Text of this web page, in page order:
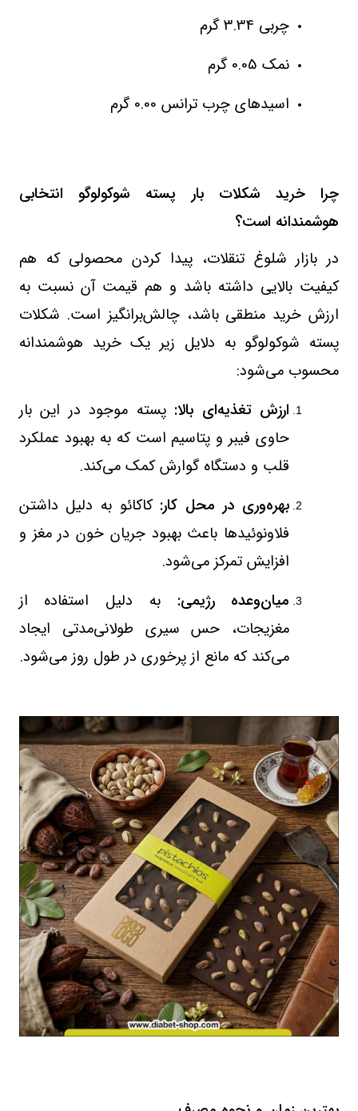
چربی 3.34 گرم
نمک 0.05 گرم
اسیدهای چرب ترانس 0.00 گرم
چرا خرید شکلات بار پسته شوکولوگو انتخابی
هوشمندانه است؟
در بازار شلوغ تنقلات، پیدا کردن محصولی که هم
کیفیت بالایی داشته باشد و هم قیمت آن نسبت به
ارزش خرید منطقی باشد، چالش‌برانگیز است. شکلات
پسته شوکولوگو به دلایل زیر یک خرید هوشمندانه
محسوب می‌شود:
ارزش تغذیه‌ای بالا: پسته موجود در این بار
حاوی فیبر و پتاسیم است که به بهبود عملکرد
قلب و دستگاه گوارش کمک می‌کند.
بهره‌وری در محل کار: کاکائو به دلیل داشتن
فلاونوئیدها باعث بهبود جریان خون در مغز و
افزایش تمرکز می‌شود.
میان‌وعده رژیمی: به دلیل استفاده از
مغزیجات، حس سیری طولانی‌مدتی ایجاد
می‌کند که مانع از پرخوری در طول روز می‌شود.